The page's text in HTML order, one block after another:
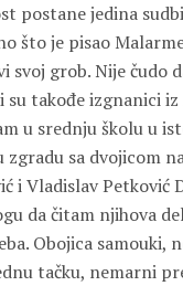
postane jedina
što je pisao
svoj grob. Nije čudo
su takođe izgnanici
u srednju školu u
zgradu sa dvojicom
i Vladislav Petković
da čitam njihova
Obojica samouki,
tačku, nemarni